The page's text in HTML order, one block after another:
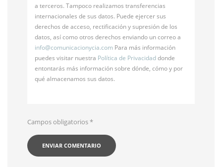
a terceros. Tampoco realizamos transferencias
internacionales de sus datos. Puede ejercer sus
derechos de acceso, rectificación y supresión de los
datos, así como otros derechos enviando un correo a
info@comunicacionycia.com Para más información
puedes visitar nuestra Política de Privacidaddonde
entontarás más información sobre dónde, cómo y por
qué almacenamos sus datos.
Campos obligatorios*